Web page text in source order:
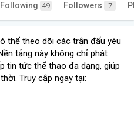
Following 49 Followers 7
thể theo dõi các trận đấu yêu
tảng này không chỉ phát
tin tức thể thao đa dạng, giúp
Truy cập ngay tại: